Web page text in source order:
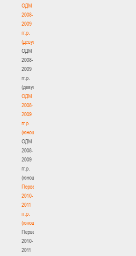
ОДМ
2008-
2009
гг.р.
(девушки)
ОДМ
2008-
2009
гг.р.
(девушки)
ОДМ
2008-
2009
гг.р.
(юноши)
ОДМ
2008-
2009
гг.р.
(юноши)
Первенство
2010-
2011
гг.р.
(юноши)
Первенство
2010-
2011